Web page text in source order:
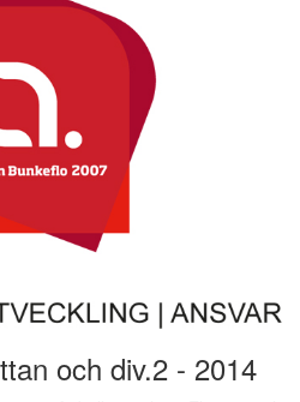
och div.2 - 2014